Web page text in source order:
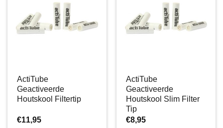
ActiTube
Geactiveerde
Houtskool Filtertip
€11,95
ActiTube
Geactiveerde
Houtskool Slim Filter
Tip
€8,95